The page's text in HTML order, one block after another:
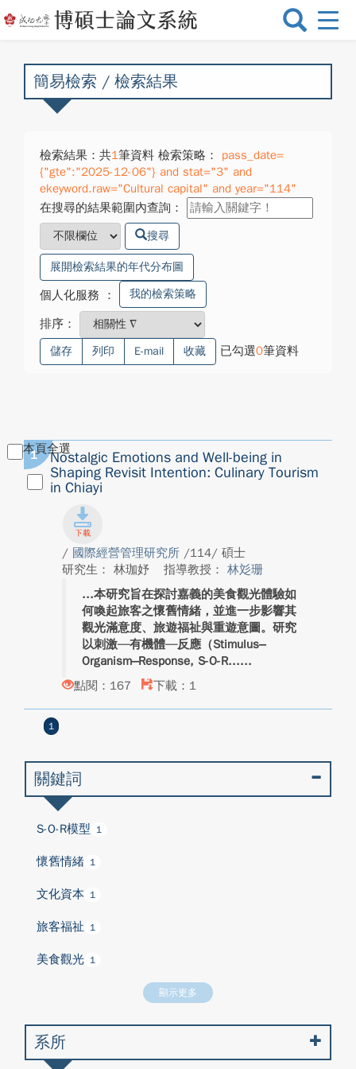
選
換
簡易檢索 / 檢索結果
檢索結果：共1筆資料 檢索策略：
pass_date=
{"gte":"2025-12-06"} and stat="3" and
ekeyword.raw="Cultural capital" and year="114"
在搜尋的結果範圍內查詢：
搜尋
展開檢索結果的年代分布圖
個人化服務 ： 我的檢索策略
排序：
儲存 列印 E-mail 收藏 已勾選0筆資料
本頁全選
1
Nostalgic Emotions and Well-being in
Shaping Revisit Intention: Culinary Tourism
in Chiayi
/ 國際經營管理研究所 /114/ 碩士
研究生： 林珈妤
指導教授： 林彣珊
本研究旨在探討嘉義的美食觀光體驗如
何喚起旅客之懷舊情緒，並進一步影響其
觀光滿意度、旅遊福祉與重遊意圖。研究
以刺激—有機體—反應（Stimulus–
Organism–Response, S-O-R...
點閱：167
下載：1
1
關鍵詞
S-O-R模型 1
懷舊情緒 1
文化資本 1
旅客福祉 1
美食觀光 1
顯示更多
系所